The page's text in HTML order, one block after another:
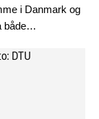
i Danmark og
både
i forhold til de